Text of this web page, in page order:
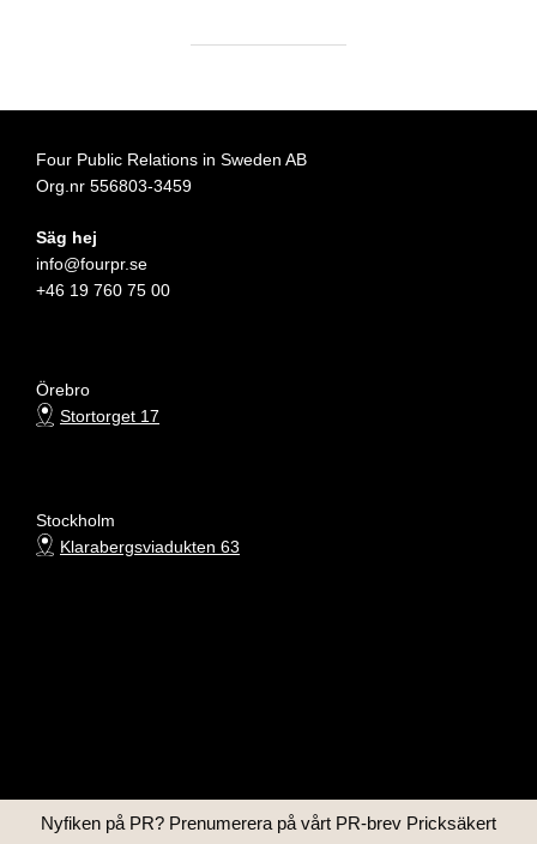
Four Public Relations in Sweden AB
Org.nr 556803-3459
Säg hej
info@fourpr.se
+46 19 760 75 00
Örebro
Stortorget 17
Stockholm
Klarabergsviadukten 63
Nyfiken på PR? Prenumerera på vårt PR-brev Pricksäkert